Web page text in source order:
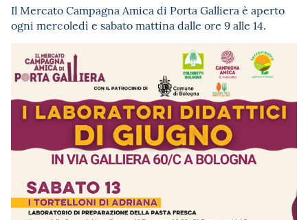
Il Mercato Campagna Amica di Porta Galliera è aperto
ogni mercoledì e sabato mattina dalle ore 9 alle 14.